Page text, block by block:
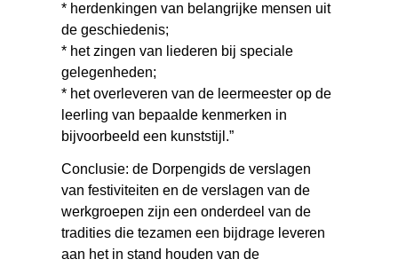
* herdenkingen van belangrijke mensen uit
de geschiedenis;
* het zingen van liederen bij speciale
gelegenheden;
* het overleveren van de leermeester op de
leerling van bepaalde kenmerken in
bijvoorbeeld een kunststijl.”
Conclusie: de Dorpengids de verslagen
van festiviteiten en de verslagen van de
werkgroepen zijn een onderdeel van de
tradities die tezamen een bijdrage leveren
aan het in stand houden van de